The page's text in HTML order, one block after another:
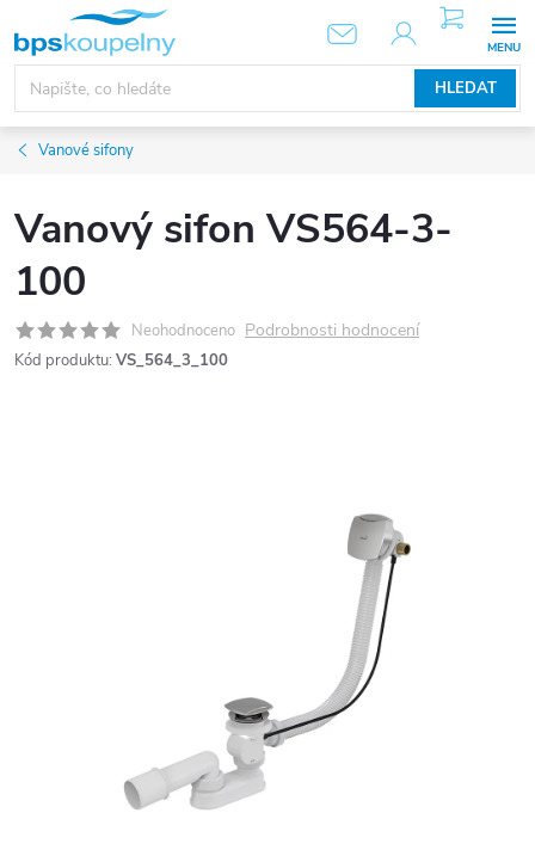
obsah
HLEDAT
NÁKUPNÍ
KOŠÍK
Vanové sifony
Vanový sifon VS564-3-
100
Neohodnoceno Podrobnosti hodnocení
Kód produktu: VS_564_3_100